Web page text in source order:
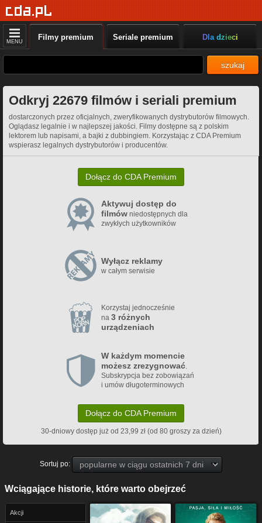
MENU Filmy premium Seriale premium Dla dzieci
szukaj
Odkryj 22679 filmów i seriali premium
dostarczonych przez oficjalnych, zweryfikowanych dystrybutorów filmowych.
Oglądasz legalnie i w najlepszej jakości. Filmy dostępne są z polskim
lektorem lub napisami, a bajki z dubbingiem. Korzystając z CDA Premium
wspierasz legalnych dystrybutorów i producentów.
Dołącz do CDA Premium
Aktywuj dostęp do
filmówniedostępnych dla
zwykłych użytkowników
Wyłącz reklamy
w całym serwisie
Korzystaj jednocześnie
na 3 różnych
urządzeniach
W każdym momencie
możesz zrezygnować.
Subskrypcja bez zobowiązań
i umów długoterminowych
Dołącz do CDA Premium
30-dniowy dostęp już od 23,99 zł (od 80 groszy za dzień)
Sortuj po:
Wciągające historie, które warto obejrzeć
Akcji